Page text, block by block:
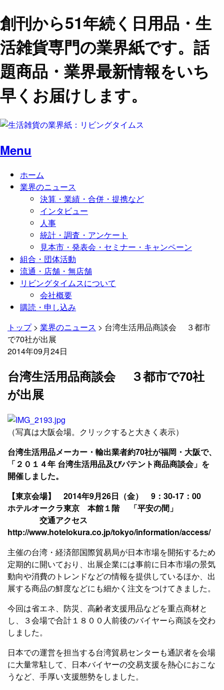
創刊から51年続く日用品・生
活雑貨専門の業界紙です。話
題商品・業界最新情報をいち
早くお届けします。
Menu
ホーム
業界のニュース
決算・業績・合併・提携など
インタビュー
人事
統計・調査・アンケート
見本市・発表会・セミナー・キャンペーン
組合・団体活動
流通・店舗・無店舗
リビングタイムスについて
会社概要
購読・申し込み
トップ> 業界のニュース > 台湾生活用品商談会 ３都市
で70社が出展
2014年09月24日
台湾生活用品商談会 ３都市で70社
が出展
（写真は大阪会場。クリックすると大きく表示）​
台湾生活用品メーカー・輸出業者約70社が福岡・大阪で、
「２０１４年 台湾生活用品及びパテント商品商談会」を
開催しました。
【東京会場】 2014年9月26日（金） 9：30-17：00
ホテルオークラ東京 本館１階 「平安の間」
交通アクセス
http://www.hotelokura.co.jp/tokyo/information/access/
主催の台湾・経済部国際貿易局が日本市場を開拓するため
定期的に開いており、出展企業には事前に日本市場の景気
動向や消費のトレンドなどの情報を提供しているほか、出
展する商品の鮮度などにも細かく注文をつけてきました。
今回は省エネ、防災、高齢者支援用品などを重点商材と
し、３会場で合計１８００人前後のバイヤーら商談を交わ
しました。
日本での運営を担当する台湾貿易センターも通訳者を会場
に大量常駐して、日本バイヤーの交易支援を熱心におこな
うなど、手厚い支援態勢をしました。